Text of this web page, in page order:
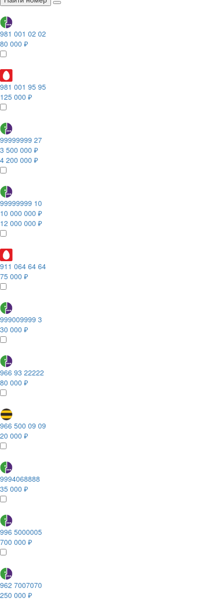
981 001 02 02
80 000 ₽
981 001 95 95
125 000 ₽
99999999 27
3 500 000 ₽
4 200 000 ₽
99999999 10
10 000 000 ₽
12 000 000 ₽
911 064 64 64
75 000 ₽
999009999 3
30 000 ₽
966 93 22222
80 000 ₽
966 500 09 09
20 000 ₽
9994068888
35 000 ₽
996 5000005
700 000 ₽
962 7007070
250 000 ₽